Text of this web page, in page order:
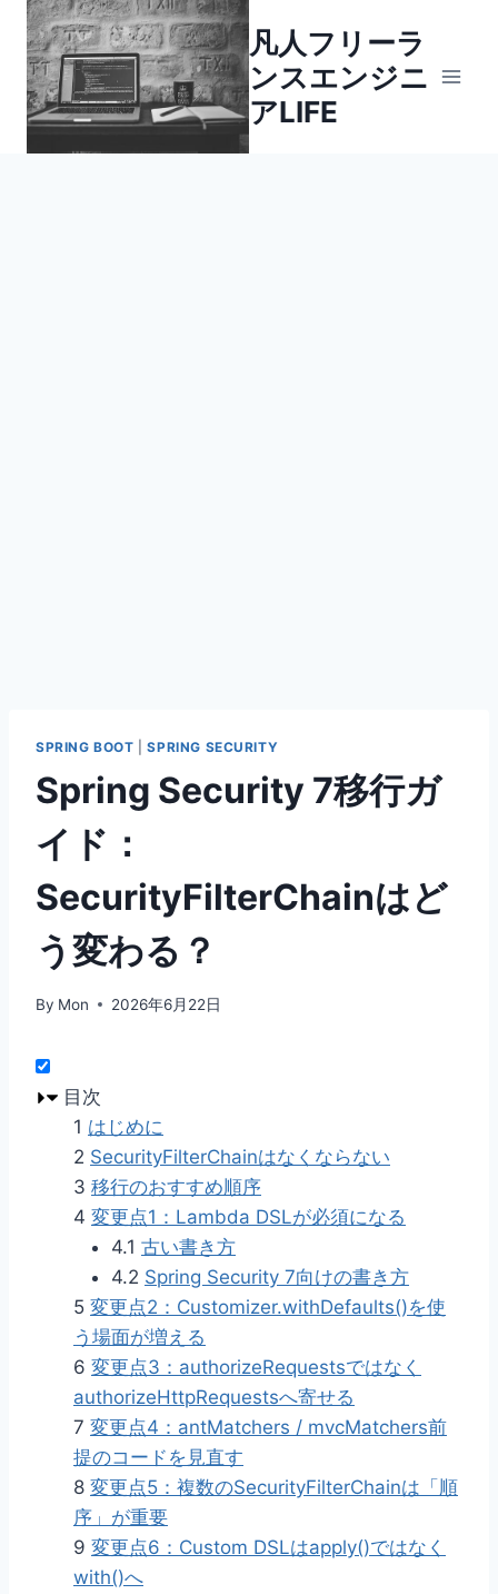
凡人フリーラ
ンスエンジニ
アLIFE
SPRING BOOT |SPRING SECURITY
Spring Security 7移行ガ
イド：
SecurityFilterChainはど
う変わる？
By Mon 2026年6月22日
目次
1 はじめに
2 SecurityFilterChainはなくならない
3 移行のおすすめ順序
4 変更点1：Lambda DSLが必須になる
4.1 古い書き方
4.2 Spring Security 7向けの書き方
5 変更点2：Customizer.withDefaults()を使
う場面が増える
6 変更点3：authorizeRequestsではなく
authorizeHttpRequestsへ寄せる
7 変更点4：antMatchers / mvcMatchers前
提のコードを見直す
8 変更点5：複数のSecurityFilterChainは「順
序」が重要
9 変更点6：Custom DSLはapply()ではなく
with()へ